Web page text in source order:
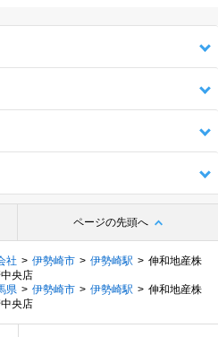
ページの先頭へ
社 伊勢崎市 伊勢崎駅
伸和地産株
央店
県 伊勢崎市 伊勢崎駅
伸和地産株
央店